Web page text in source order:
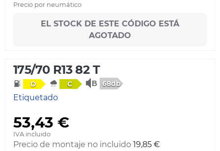
Precio por neumático
EL STOCK DE ESTE CÓDIGO ESTÁ
AGOTADO
175/70 R13 82 T
D C 68db
Etiquetado
53,43 €
IVA incluido
Precio de montaje no incluido 19,85 €